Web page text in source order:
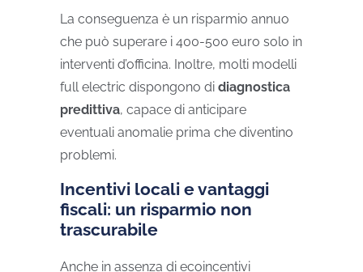
La conseguenza è un risparmio annuo
che può superare i 400-500 euro solo in
interventi d’officina. Inoltre, molti modelli
full electric dispongono di diagnostica
predittiva, capace di anticipare
eventuali anomalie prima che diventino
problemi.
Incentivi locali e vantaggi
fiscali: un risparmio non
trascurabile
Anche in assenza di ecoincentivi